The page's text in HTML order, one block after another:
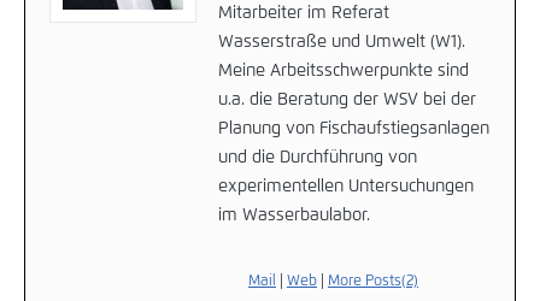
Mitarbeiter im Referat
Wasserstraße und Umwelt (W1).
Meine Arbeitsschwerpunkte sind
u.a. die Beratung der WSV bei der
Planung von Fischaufstiegsanlagen
und die Durchführung von
experimentellen Untersuchungen
im Wasserbaulabor.
Mail Web More Posts(2)